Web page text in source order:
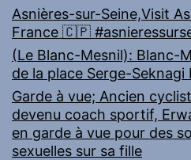
Asnières-sur-Seine,Visit
France 🇨🇵
(Le Blanc-Mesnil): Blanc-
de la place Serge-Seknagi
Garde à vue; Ancien
devenu coach sportif,
en garde à vue pour des
sexuelles sur sa fille